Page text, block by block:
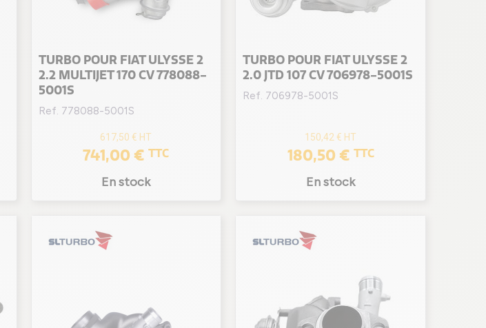
TURBO POUR FIAT ULYSSE 2
2.2 MULTIJET 170 CV 778088-
5001S
Ref. 778088-5001S
617,50 € HT
741,00 €TTC
En stock
TURBO POUR FIAT ULYSSE 2
2.0 JTD 107 CV 706978-5001S
Ref. 706978-5001S
150,42 € HT
180,50 € TTC
En stock